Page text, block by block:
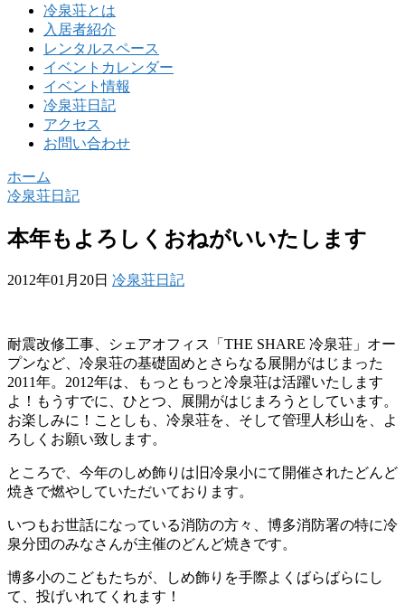
冷泉荘とは
入居者紹介
レンタルスペース
イベントカレンダー
イベント情報
冷泉荘日記
アクセス
お問い合わせ
ホーム
冷泉荘日記
本年もよろしくおねがいいたします
2012年01月20日 冷泉荘日記
耐震改修工事、シェアオフィス「THE SHARE 冷泉荘」オー
プンなど、冷泉荘の基礎固めとさらなる展開がはじまった
2011年。2012年は、もっともっと冷泉荘は活躍いたします
よ！もうすでに、ひとつ、展開がはじまろうとしています。
お楽しみに！ことしも、冷泉荘を、そして管理人杉山を、よ
ろしくお願い致します。
ところで、今年のしめ飾りは旧冷泉小にて開催されたどんど
焼きで燃やしていただいております。
いつもお世話になっている消防の方々、博多消防署の特に冷
泉分団のみなさんが主催のどんど焼きです。
博多小のこどもたちが、しめ飾りを手際よくばらばらにし
て、投げいれてくれます！